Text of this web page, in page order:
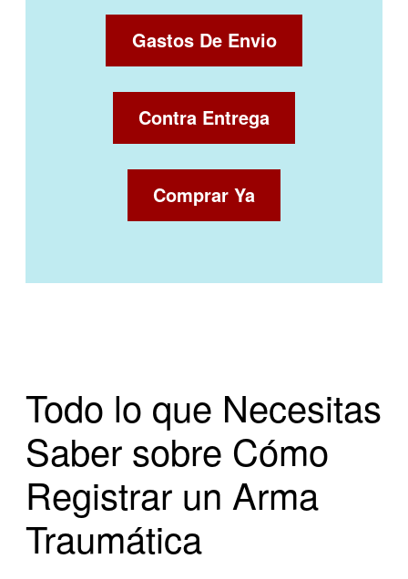
Gastos De Envio
Contra Entrega
Comprar Ya
Todo lo que Necesitas
Saber sobre Cómo
Registrar un Arma
Traumática